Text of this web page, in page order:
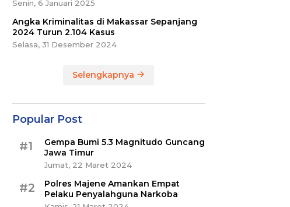
Senin, 6 Januari 2025
Angka Kriminalitas di Makassar Sepanjang
2024 Turun 2.104 Kasus
Selasa, 31 Desember 2024
Selengkapnya
Popular Post
#1
Gempa Bumi 5.3 Magnitudo Guncang
Jawa Timur
Jumat, 22 Maret 2024
#2
Polres Majene Amankan Empat
Pelaku Penyalahguna Narkoba